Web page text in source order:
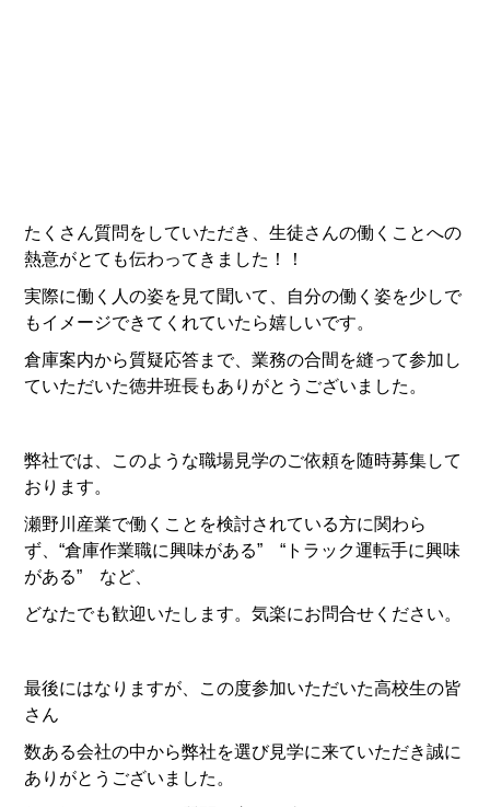
たくさん質問をしていただき、生徒さんの働くことへの
熱意がとても伝わってきました！！
実際に働く人の姿を見て聞いて、自分の働く姿を少しで
もイメージできてくれていたら嬉しいです。
倉庫案内から質疑応答まで、業務の合間を縫って参加し
ていただいた徳井班長もありがとうございました。
弊社では、このような職場見学のご依頼を随時募集して
おります。
瀬野川産業で働くことを検討されている方に関わら
ず、“倉庫作業職に興味がある” “トラック運転手に興味
がある” など、
どなたでも歓迎いたします。気楽にお問合せください。
最後にはなりますが、この度参加いただいた高校生の皆
さん
数ある会社の中から弊社を選び見学に来ていただき誠に
ありがとうございました。